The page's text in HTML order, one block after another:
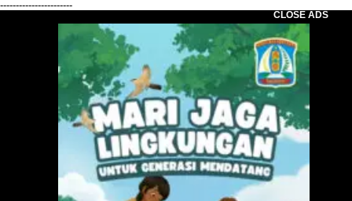
-----------------------
CLOSE ADS